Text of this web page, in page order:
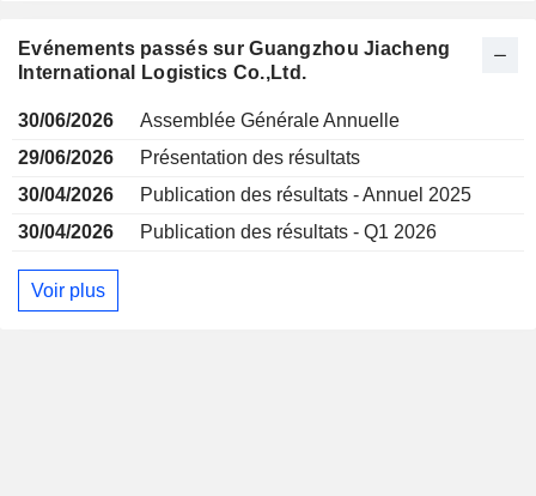
Evénements passés sur Guangzhou Jiacheng
International Logistics Co.,Ltd.
30/06/2026
Assemblée Générale Annuelle
29/06/2026
Présentation des résultats
30/04/2026
Publication des résultats - Annuel 2025
30/04/2026
Publication des résultats - Q1 2026
Voir plus